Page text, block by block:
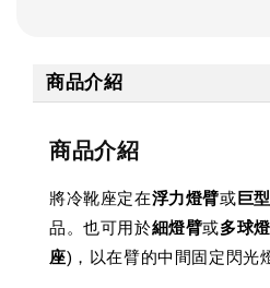
商品介紹
商品介紹
將冷靴座定在浮力燈臂或 巨
品。也可用於細燈臂或多球
座)，以在臂的中間固定閃光